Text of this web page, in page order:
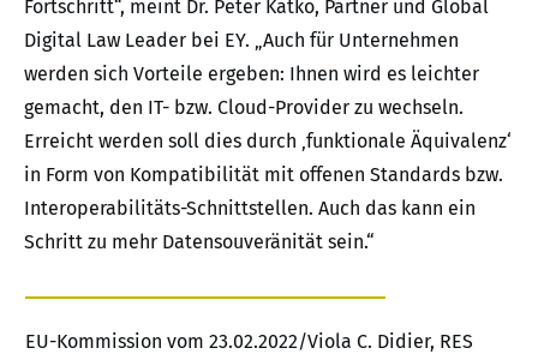
Fortschritt“, meint Dr. Peter Katko, Partner und Global
Digital Law Leader bei EY. „Auch für Unternehmen
werden sich Vorteile ergeben: Ihnen wird es leichter
gemacht, den IT- bzw. Cloud-Provider zu wechseln.
Erreicht werden soll dies durch ‚funktionale Äquivalenz‘
in Form von Kompatibilität mit offenen Standards bzw.
Interoperabilitäts-Schnittstellen. Auch das kann ein
Schritt zu mehr Datensouveränität sein.“
EU-Kommission vom 23.02.2022/Viola C. Didier, RES